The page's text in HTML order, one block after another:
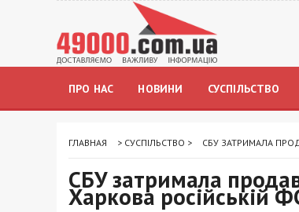
ПРО НАС НОВИНИ СУСПІЛЬСТВО
ГЛАВНАЯ > СУСПІЛЬСТВО > СБУ ЗАТРИМАЛА
СБУ затримала
Харкова російській